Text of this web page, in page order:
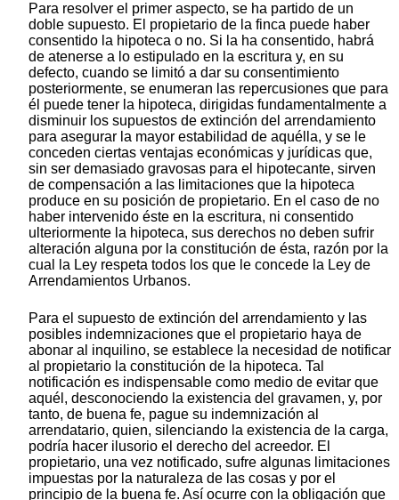
Para resolver el primer aspecto, se ha partido de un
doble supuesto. El propietario de la finca puede haber
consentido la hipoteca o no. Si la ha consentido, habrá
de atenerse a lo estipulado en la escritura y, en su
defecto, cuando se limitó a dar su consentimiento
posteriormente, se enumeran las repercusiones que para
él puede tener la hipoteca, dirigidas fundamentalmente a
disminuir los supuestos de extinción del arrendamiento
para asegurar la mayor estabilidad de aquélla, y se le
conceden ciertas ventajas económicas y jurídicas que,
sin ser demasiado gravosas para el hipotecante, sirven
de compensación a las limitaciones que la hipoteca
produce en su posición de propietario. En el caso de no
haber intervenido éste en la escritura, ni consentido
ulteriormente la hipoteca, sus derechos no deben sufrir
alteración alguna por la constitución de ésta, razón por la
cual la Ley respeta todos los que le concede la Ley de
Arrendamientos Urbanos.
Para el supuesto de extinción del arrendamiento y las
posibles indemnizaciones que el propietario haya de
abonar al inquilino, se establece la necesidad de notificar
al propietario la constitución de la hipoteca. Tal
notificación es indispensable como medio de evitar que
aquél, desconociendo la existencia del gravamen, y, por
tanto, de buena fe, pague su indemnización al
arrendatario, quien, silenciando la existencia de la carga,
podría hacer ilusorio el derecho del acreedor. El
propietario, una vez notificado, sufre algunas limitaciones
impuestas por la naturaleza de las cosas y por el
principio de la buena fe. Así ocurre con la obligación que